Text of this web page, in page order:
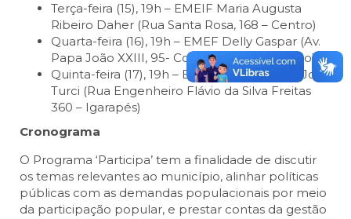
Terça-feira (15), 19h – EMEIF Maria Augusta
Ribeiro Daher (Rua Santa Rosa, 168 – Centro)
Quarta-feira (16), 19h – EMEF Delly Gaspar (Av.
Papa João XXIII, 95- Conjunto São Benedito)
Quinta-feira (17), 19h – EMEIF Profº Aristeu José
Turci (Rua Engenheiro Flávio da Silva Freitas
360 – Igarapés)
Cronograma
O Programa ‘Participa’ tem a finalidade de discutir
os temas relevantes ao município, alinhar políticas
públicas com as demandas populacionais por meio
da participação popular, e prestar contas da gestão